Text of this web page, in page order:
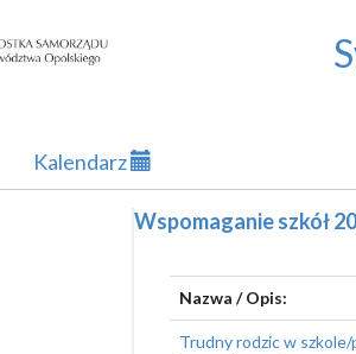
Kalendarz
Wspomaganie szkół
Nazwa / Opis:
Trudny rodzic w